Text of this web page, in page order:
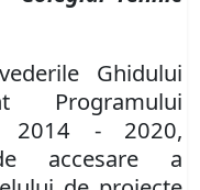
Ghidului
Programului
2014 - 2020,
accesare a